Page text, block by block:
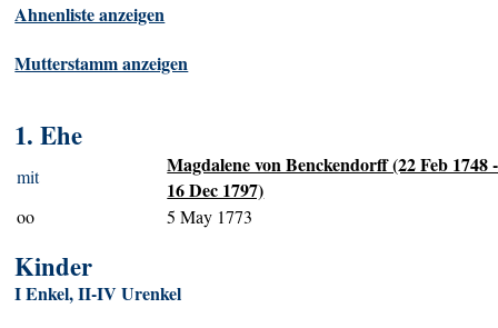
Ahnenliste anzeigen
Mutterstamm anzeigen
1. Ehe
mit
Magdalene von Benckendorff (22 Feb 1748 -
16 Dec 1797)
oo 5 May 1773
Kinder
I Enkel, II-IV Urenkel